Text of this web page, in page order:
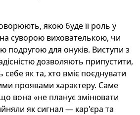
якою буде її роль у
суворою вихователькою, чи
подругою для онуків. Виступи з
дозволяють припустити,
як та, хто вміє поєднувати
проявами характеру. Саме
вона «не планує змінювати
як сигнал — кар'єра та